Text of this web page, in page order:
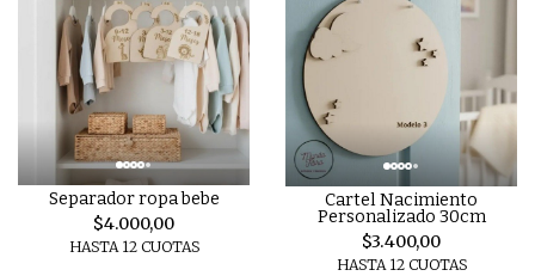
Separador ropa bebe
$4.000,00
HASTA 12 CUOTAS
Cartel Nacimiento
Personalizado 30cm
$3.400,00
HASTA 12 CUOTAS